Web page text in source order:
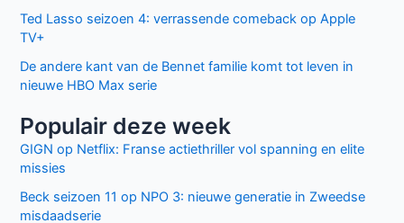
Ted Lasso seizoen 4: verrassende comeback op Apple
TV+
De andere kant van de Bennet familie komt tot leven in
nieuwe HBO Max serie
Populair deze week
GIGN op Netflix: Franse actiethriller vol spanning en elite
missies
Beck seizoen 11 op NPO 3: nieuwe generatie in Zweedse
misdaadserie